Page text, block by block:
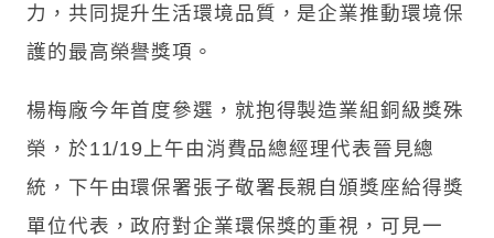
力，共同提升生活環境品質，是企業推動環境保
護的最高榮譽獎項。
楊梅廠今年首度參選，就抱得製造業組銅級獎殊
榮，於11/19上午由消費品總經理代表晉見總
統，下午由環保署張子敬署長親自頒獎座給得獎
單位代表，政府對企業環保獎的重視，可見一